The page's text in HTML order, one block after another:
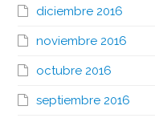
diciembre 2016
noviembre 2016
octubre 2016
septiembre 2016